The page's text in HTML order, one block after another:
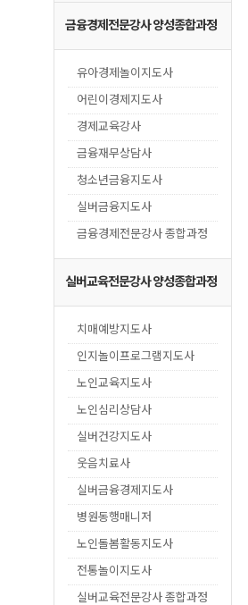
금융경제전문강사 양성종합과정
유아경제놀이지도사
어린이경제지도사
경제교육강사
금융재무상담사
청소년금융지도사
실버금융지도사
금융경제전문강사 종합과정
실버교육전문강사 양성종합과정
치매예방지도사
인지놀이프로그램지도사
노인교육지도사
노인심리상담사
실버건강지도사
웃음치료사
실버금융경제지도사
병원동행매니저
노인돌봄활동지도사
전통놀이지도사
실버교육전문강사 종합과정